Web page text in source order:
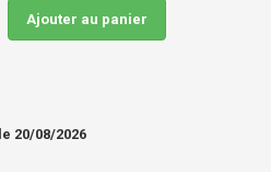
Ajouter au panier
20/08/2026